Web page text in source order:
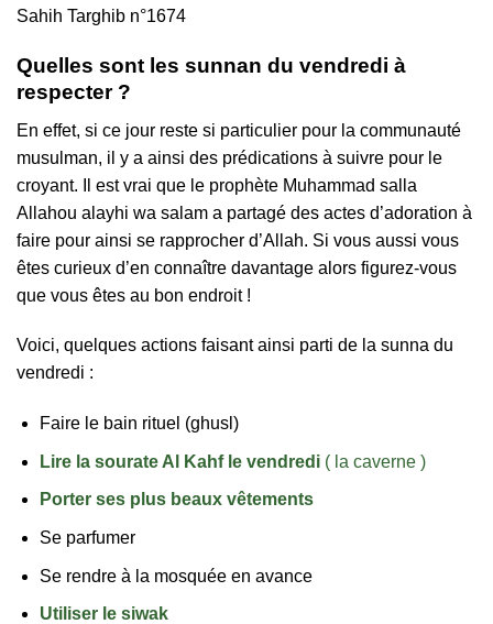
Sahih Targhib n°1674
Quelles sont les sunnan du vendredi à
respecter ?
En effet, si ce jour reste si particulier pour la communauté
musulman, il y a ainsi des prédications à suivre pour le
croyant. Il est vrai que le prophète Muhammad salla
Allahou alayhi wa salam a partagé des actes d’adoration à
faire pour ainsi se rapprocher d’Allah. Si vous aussi vous
êtes curieux d’en connaître davantage alors figurez-vous
que vous êtes au bon endroit !
Voici, quelques actions faisant ainsi parti de la sunna du
vendredi :
Faire le bain rituel (ghusl)
Lire la sourate Al Kahf le vendredi ( la caverne )
Porter ses plus beaux vêtements
Se parfumer
Se rendre à la mosquée en avance
Utiliser le siwak